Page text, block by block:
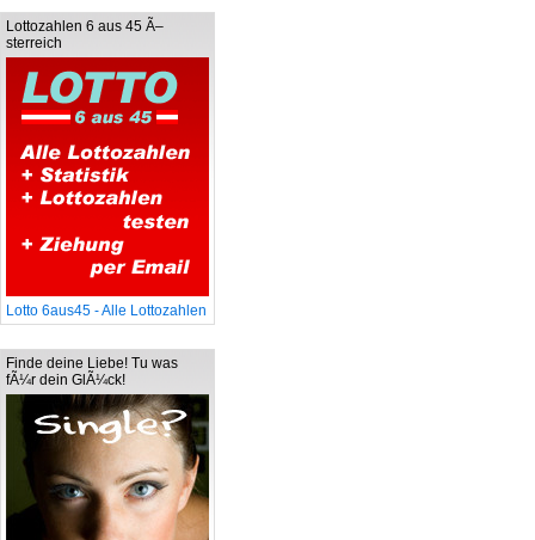
Lottozahlen 6 aus 45 Ã–
sterreich
Lotto 6aus45 - Alle Lottozahlen
Finde deine Liebe! Tu was
fÃ¼r dein GlÃ¼ck!